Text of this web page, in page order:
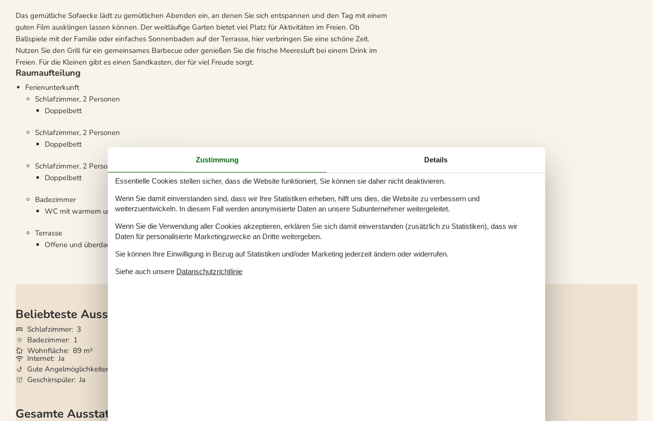
Das gemütliche Sofaecke lädt zu gemütlichen Abenden ein, an denen Sie sich entspannen und den Tag mit einem
guten Film ausklingen lassen können. Der weitläufige Garten bietet viel Platz für Aktivitäten im Freien. Ob
Ballspiele mit der Familie oder einfaches Sonnenbaden auf der Terrasse, hier verbringen Sie eine schöne Zeit.
Nutzen Sie den Grill für ein gemeinsames Barbecue oder genießen Sie die frische Meeresluft bei einem Drink im
Freien. Für die Kleinen gibt es einen Sandkasten, der für viel Freude sorgt.
Raumaufteilung
Ferienunterkunft
Schlafzimmer, 2 Personen
Doppelbett
Schlafzimmer, 2 Personen
Doppelbett
Schlafzimmer, 2 Personen
Doppelbett
Badezimmer
WC mit warmem und kaltem Wasser, Dusche
Terrasse
Offene und überdachte Terrasse
Beliebteste Ausstattungen
Schlafzimmer 3
Badezimmer 1
Wohnfläche 89 m²
Internet Ja
Gute Angelmöglichkeiten
Geschirrspüler Ja
Gesamte Ausstattung
Zustimmung Details
Essentielle Cookies stellen sicher, dass die Website funktioniert, Sie können sie daher nicht deaktivieren.
Wenn Sie damit einverstanden sind, dass wir Ihre Statistiken erheben, hilft uns dies, die Website zu verbessern und
weiterzuentwickeln. In diesem Fall werden anonymisierte Daten an unsere Subunternehmer weitergeleitet.
Wenn Sie die Verwendung aller Cookies akzeptieren, erklären Sie sich damit einverstanden (zusätzlich zu Statistiken), dass wir
Daten für personalisierte Marketingzwecke an Dritte weitergeben.
Sie können Ihre Einwilligung in Bezug auf Statistiken und/oder Marketing jederzeit ändern oder widerrufen.
Siehe auch unsere Datanschutzrichtlinie